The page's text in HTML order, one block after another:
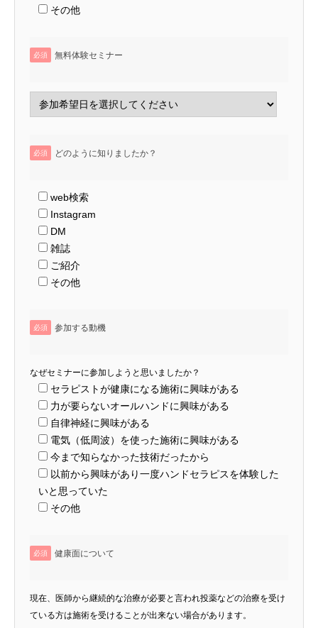
その他
必須 無料体験セミナー
必須 どのように知りましたか？
web検索
Instagram
DM
雑誌
ご紹介
その他
必須 参加する動機
なぜセミナーに参加しようと思いましたか？
セラピストが健康になる施術に興味がある
力が要らないオールハンドに興味がある
自律神経に興味がある
電気（低周波）を使った施術に興味がある
今まで知らなかった技術だったから
以前から興味があり一度ハンドセラピスを体験した
いと思っていた
その他
必須 健康面について
現在、医師から継続的な治療が必要と言われ投薬などの治療を受け
ている方は施術を受けることが出来ない場合があります。